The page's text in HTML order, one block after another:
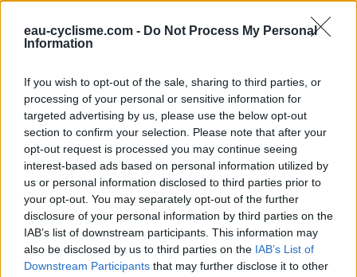
eau-cyclisme.com - Do Not Process My Personal
Information
If you wish to opt-out of the sale, sharing to third parties, or
processing of your personal or sensitive information for
targeted advertising by us, please use the below opt-out
section to confirm your selection. Please note that after your
opt-out request is processed you may continue seeing
interest-based ads based on personal information utilized by
us or personal information disclosed to third parties prior to
your opt-out. You may separately opt-out of the further
disclosure of your personal information by third parties on the
IAB’s list of downstream participants. This information may
also be disclosed by us to third parties on the IAB’s List of
Downstream Participants that may further disclose it to other
flèche indiquant la Tour de l'Horloge. N.B.1 : Pour faire
couler l'eau, tourner la molette d'un quart de tour vers
entende de bruit). N.B.2 : Quelques mètres plus loin dans
cette rue il y a des urinoirs publics côté gauche. 2) À partir
de la gare SNCF, prendre l'avenue de la Gare en face puis
au rond-point tourner à gauche (partie Est du grand
boulevard ceinturant l'hypercentre). Tourner dans la
première à droite (rue des Fours, en sens unique, c'est un
raccourci) et rouler tout droit jusqu'aux feux où l'on retrouve
le boulevard ceinturant l'hypercentre. Tourner à droite puis
s'arrêter au début de la rue adjacente à droite pour trouver
la borne. P.S. : En continuant dans le boulevard et en
roulant toujours tout droit on pourra beaucoup plus loin
rejoindre la D713 direction Saint-Yvoine.